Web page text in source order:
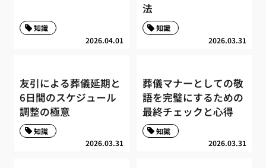
2026.04.01
知識
法
2026.03.31
知識
友引による葬儀延期と
6日間のスケジュール
調整の極意
2026.03.31
知識
葬儀マナーとしての敬
語を完璧にするための
最終チェックと心得
2026.03.31
知識